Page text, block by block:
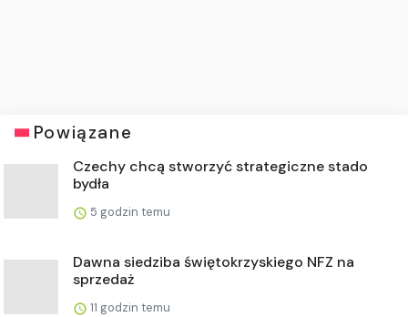
Powiązane
Czechy chcą stworzyć strategiczne stado
bydła
5 godzin temu
Dawna siedziba świętokrzyskiego NFZ na
sprzedaż
11 godzin temu